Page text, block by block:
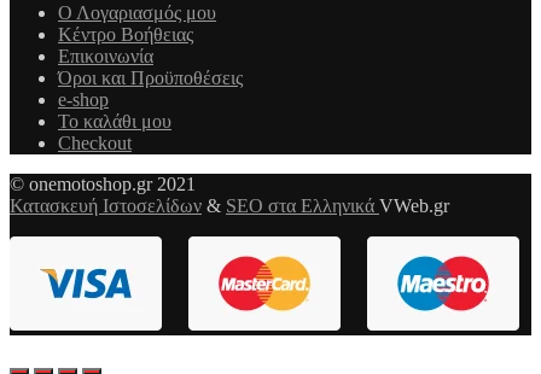
Ο Λογαριασμός μου
Κέντρο Βοήθειας
Επικοινωνία
Όροι και Προϋποθέσεις
e-shop
Το καλάθι μου
Checkout
© onemotoshop.gr 2021
Κατασκευή Ιστοσελίδων & SEO στα Ελληνικά VWeb.gr